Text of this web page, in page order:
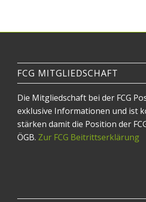
FCG MITGLIEDSCHAFT
Die Mitgliedschaft bei der FCG
exklusive Informationen und ist
stärken damit die Position der
ÖGB. Zur FCG Beitrittserklärung